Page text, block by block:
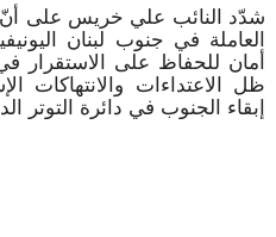
شدّد النائب علي خريس على أنّ
العاملة في جنوب لبنان
أمان للحفاظ على الاستقرار
ظل الاعتداءات والانتهاكات
إبقاء الجنوب في دائرة التوتر